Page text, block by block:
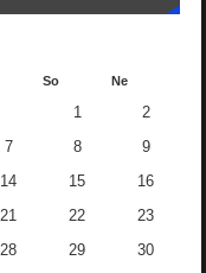
So Ne
1 2
7 8 9
14 15 16
21 22 23
28 29 30